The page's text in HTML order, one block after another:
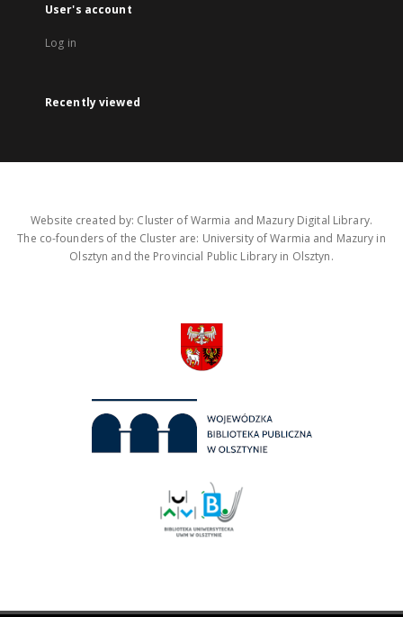
User's account
Log in
Recently viewed
Website created by: Cluster of Warmia and Mazury Digital Library.
The co-founders of the Cluster are: University of Warmia and Mazury in
Olsztyn and the Provincial Public Library in Olsztyn.